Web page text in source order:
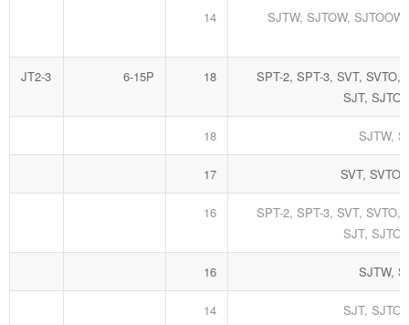
14
SJTW, SJTOW,
JT2-3 6-15P 18
SPT-2, SPT-3, SVT, SVTO,
SJT, SJTO,
18 SJTW,
17 SVT, SVTO,
16
SPT-2, SPT-3, SVT, SVTO,
SJT, SJTO,
16 SJTW,
14 SJT, SJTO,